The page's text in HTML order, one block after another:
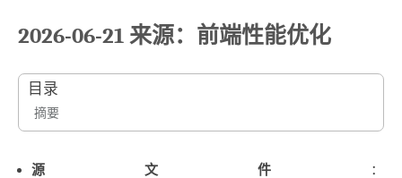
2026-06-21 来源：前端性能优化
目录
摘要
源文件 ：